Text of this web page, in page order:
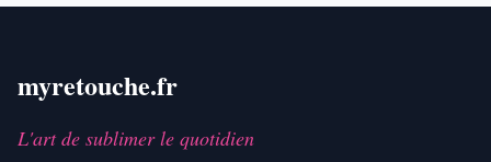
myretouche.fr
L'art de sublimer le quotidien